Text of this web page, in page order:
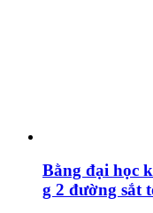
Bằng đại học
g 2 đường sắt